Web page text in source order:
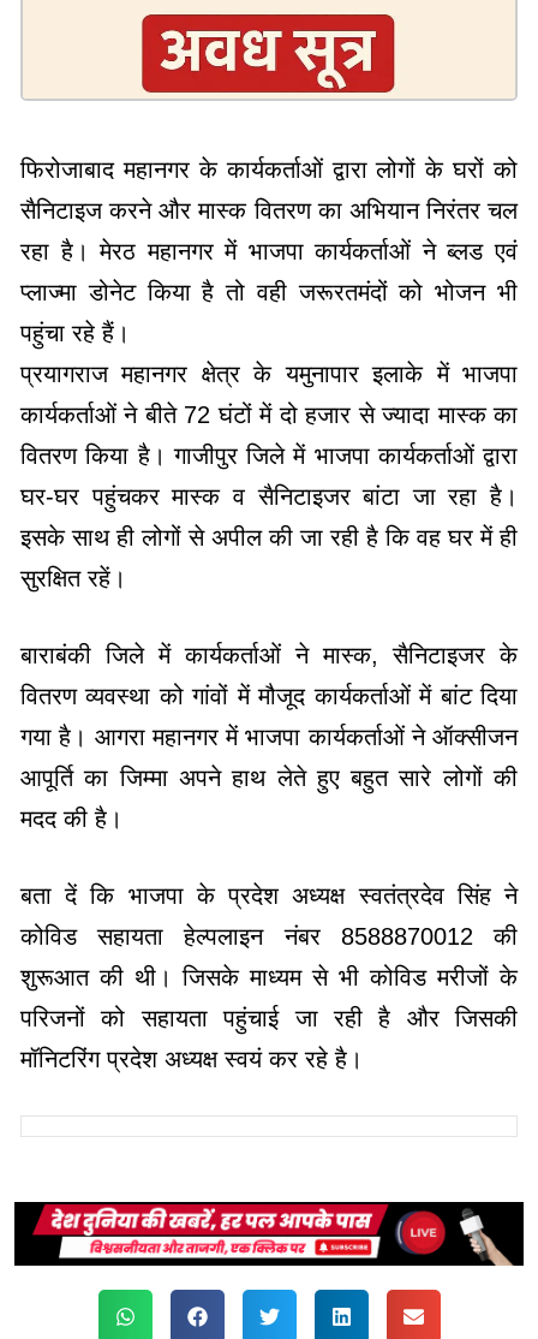
फिरोजाबाद महानगर के कार्यकर्ताओं द्वारा लोगों के घरों को
सैनिटाइज करने और मास्क वितरण का अभियान निरंतर चल
रहा है। मेरठ महानगर में भाजपा कार्यकर्ताओं ने ब्लड एवं
प्लाज्मा डोनेट किया है तो वही जरूरतमंदों को भोजन भी
पहुंचा रहे हैं।
प्रयागराज महानगर क्षेत्र के यमुनापार इलाके में भाजपा
कार्यकर्ताओं ने बीते 72 घंटों में दो हजार से ज्यादा मास्क का
वितरण किया है। गाजीपुर जिले में भाजपा कार्यकर्ताओं द्वारा
घर-घर पहुंचकर मास्क व सैनिटाइजर बांटा जा रहा है।
इसके साथ ही लोगों से अपील की जा रही है कि वह घर में ही
सुरक्षित रहें।
बाराबंकी जिले में कार्यकर्ताओं ने मास्क, सैनिटाइजर के
वितरण व्यवस्था को गांवों में मौजूद कार्यकर्ताओं में बांट दिया
गया है। आगरा महानगर में भाजपा कार्यकर्ताओं ने ऑक्सीजन
आपूर्ति का जिम्मा अपने हाथ लेते हुए बहुत सारे लोगों की
मदद की है।
बता दें कि भाजपा के प्रदेश अध्यक्ष स्वतंत्रदेव सिंह ने
कोविड सहायता हेल्पलाइन नंबर 8588870012 की
शुरूआत की थी। जिसके माध्यम से भी कोविड मरीजों के
परिजनों को सहायता पहुंचाई जा रही है और जिसकी
मॉनिटरिंग प्रदेश अध्यक्ष स्वयं कर रहे है।